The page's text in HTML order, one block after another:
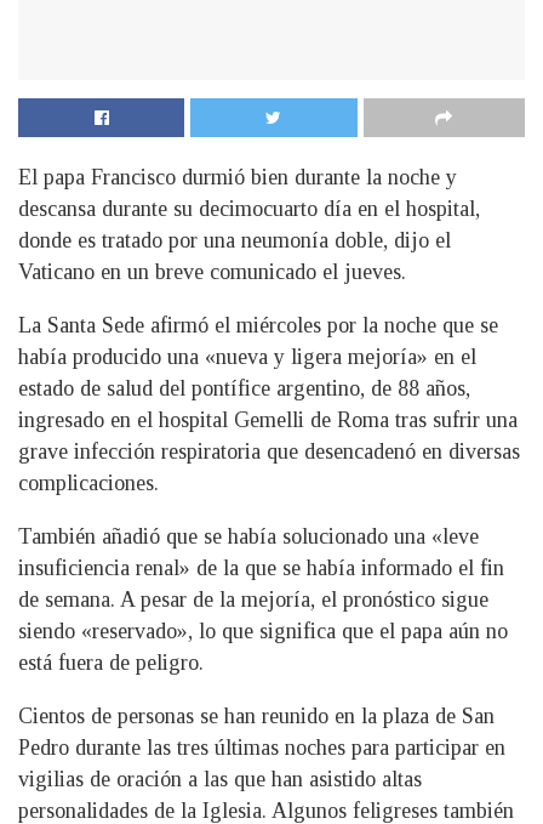
El papa Francisco durmió bien durante la noche y
descansa durante su decimocuarto día en el hospital,
donde es tratado por una neumonía doble, dijo el
Vaticano en un breve comunicado el jueves.
La Santa Sede afirmó el miércoles por la noche que se
había producido una «nueva y ligera mejoría» en el
estado de salud del pontífice argentino, de 88 años,
ingresado en el hospital Gemelli de Roma tras sufrir una
grave infección respiratoria que desencadenó en diversas
complicaciones.
También añadió que se había solucionado una «leve
insuficiencia renal» de la que se había informado el fin
de semana. A pesar de la mejoría, el pronóstico sigue
siendo «reservado», lo que significa que el papa aún no
está fuera de peligro.
Cientos de personas se han reunido en la plaza de San
Pedro durante las tres últimas noches para participar en
vigilias de oración a las que han asistido altas
personalidades de la Iglesia. Algunos feligreses también